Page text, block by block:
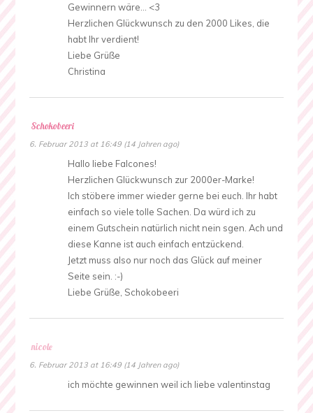
Gewinnern wäre… <3
Herzlichen Glückwunsch zu den 2000 Likes, die
habt Ihr verdient!
Liebe Grüße
Christina
Schokobeeri
6. Februar 2013 at 16:49 (14 Jahren ago)
Hallo liebe Falcones!
Herzlichen Glückwunsch zur 2000er-Marke!
Ich stöbere immer wieder gerne bei euch. Ihr habt
einfach so viele tolle Sachen. Da würd ich zu
einem Gutschein natürlich nicht nein sgen. Ach und
diese Kanne ist auch einfach entzückend.
Jetzt muss also nur noch das Glück auf meiner
Seite sein. :-)
Liebe Grüße, Schokobeeri
nicole
6. Februar 2013 at 16:49 (14 Jahren ago)
ich möchte gewinnen weil ich liebe valentinstag